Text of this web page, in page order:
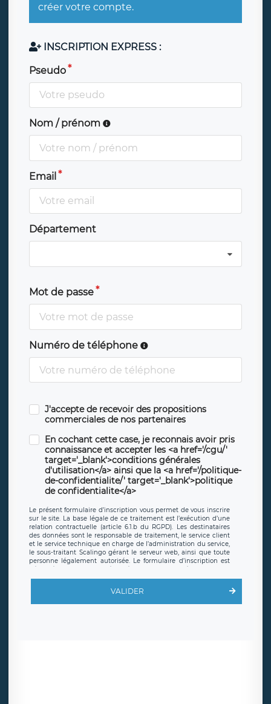
créer votre compte.
INSCRIPTION EXPRESS :
Pseudo
Nom / prénom
Email
Département
Mot de passe
Numéro de téléphone
J'accepte de recevoir des propositions
commerciales de nos partenaires
En cochant cette case, je reconnais avoir pris
connaissance et accepter les <a href='/cgu/'
target='_blank'>conditions générales
d'utilisation</a> ainsi que la <a href='/politique-
de-confidentialite/' target='_blank'>politique
de confidentialite</a>
Le présent formulaire d’inscription vous permet de vous inscrire
sur le site. La base légale de ce traitement est l’exécution d’une
relation contractuelle (article 6.1.b du RGPD). Les destinataires
des données sont le responsable de traitement, le service client
et le service technique en charge de l’administration du service,
le sous-traitant Scalingo gérant le serveur web, ainsi que toute
personne légalement autorisée. Le formulaire d’inscription est
offrant desclauses de protection conformes au RGPD. Les
en sollicite la suppression, étant entendu que vous pouvez
demander la suppression de vos données et retirer votre
VALIDER